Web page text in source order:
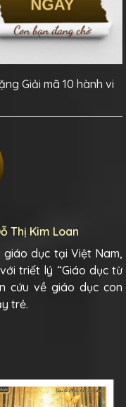
Giải mã 10 hành vi
Thị Kim Loan
dục tại Việt Nam,
triết lý “Giáo dục từ
cứu về giáo dục con
trẻ.